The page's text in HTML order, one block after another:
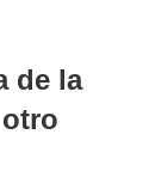
de la